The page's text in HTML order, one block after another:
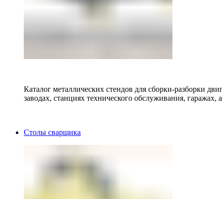
Каталог металлических стендов для сборки-разборки
заводах, станциях технического обслуживания, гаражах,
Столы сварщика